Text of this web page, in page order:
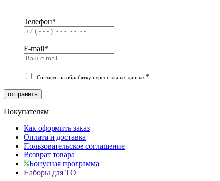
Телефон*
E-mail*
Согласен на обработку персональных данных*
отправить
Покупателям
Как оформить заказ
Оплата и доставка
Пользовательское соглашение
Возврат товара
Бонусная программа
Наборы для ТО